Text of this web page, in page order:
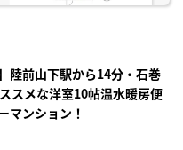
陸前山下駅から14分・石巻
スメな洋室10帖温水暖房便
マンション！